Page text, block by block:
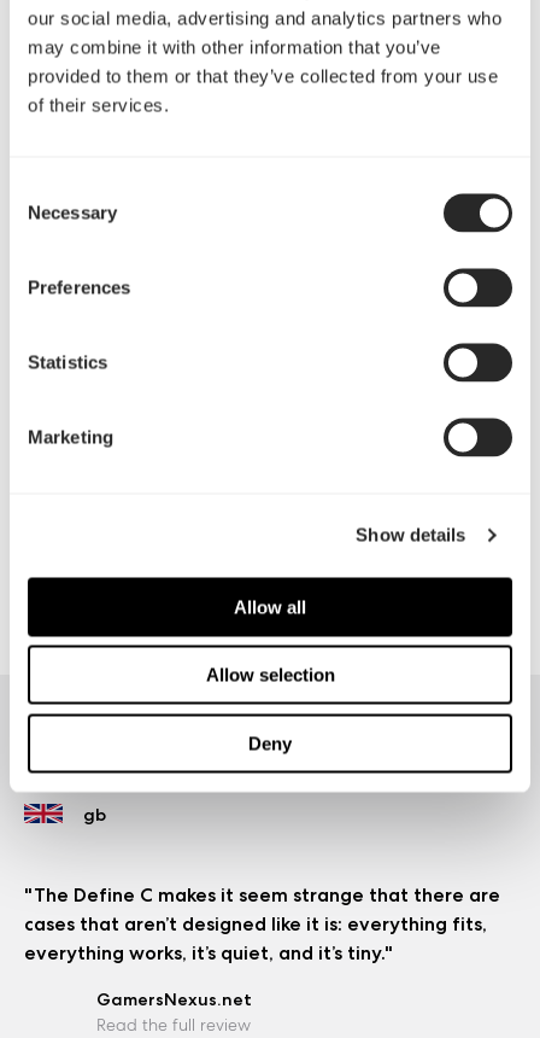
our social media, advertising and analytics partners who
may combine it with other information that you’ve
provided to them or that they’ve collected from your use
of their services.
Selection
Necessary
Preferences
Statistics
Marketing
Show details
Allow all
Allow selection
Deny
Funktionalität
Das offene Design erlaubt einen ununterbrochenen
Luftstrom von der Front bis zur Rückseite und garantiert
extrem leisem Betrieb
"The Define C makes it seem strange that there are
cases that aren’t designed like it is: everything fits,
everything works, it’s quiet, and it’s tiny."
GamersNexus.net
Read the full review